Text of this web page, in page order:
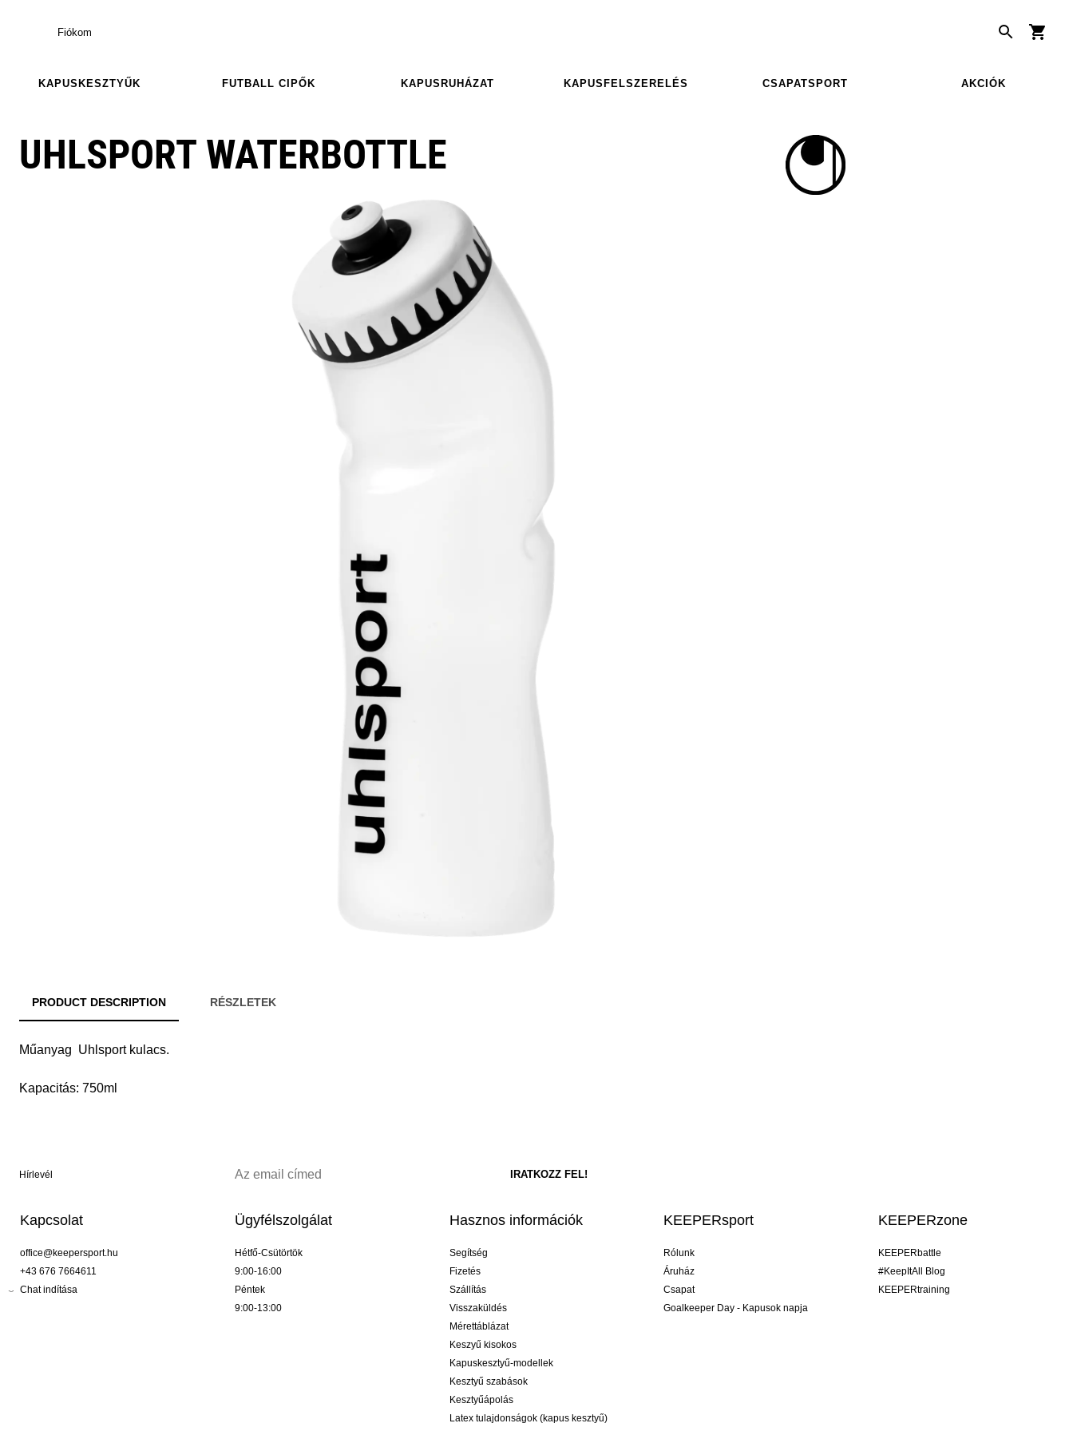
Fiókom
KAPUSKESZTYŰK FUTBALL CIPŐK KAPUSRUHÁZAT KAPUSFELSZERELÉS CSAPATSPORT AKCIÓK
UHLSPORT WATERBOTTLE
PRODUCT DESCRIPTION RÉSZLETEK
Műanyag Uhlsport kulacs.
Kapacitás: 750ml
Hírlevél
Kapcsolat
office@keepersport.hu
+43 676 7664611
Chat indítása
Ügyfélszolgálat
Hétfő-Csütörtök
9:00-16:00
Péntek
9:00-13:00
Hasznos információk
Segítség
Fizetés
Szállítás
Visszaküldés
Mérettáblázat
Keszyű kisokos
Kapuskesztyű-modellek
Kesztyű szabások
Kesztyűápolás
Latex tulajdonságok (kapus kesztyű)
KEEPERsport
Rólunk
Áruház
Csapat
Goalkeeper Day - Kapusok napja
KEEPERzone
KEEPERbattle
#KeepItAll Blog
KEEPERtraining